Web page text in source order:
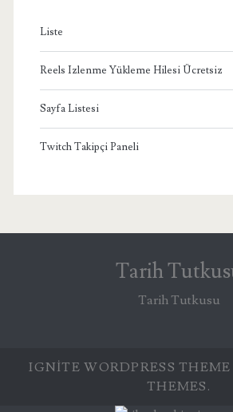
Liste
Reels Izlenme Yükleme Hilesi Ücretsiz
Sayfa Listesi
Twitch Takipçi Paneli
Tarih
Tarih Tutkusu
IGNITE WORDPRESS THEME
THEMES.